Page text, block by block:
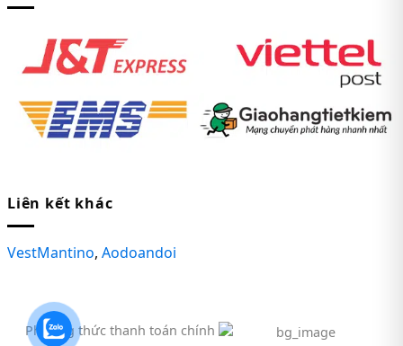
Liên kết khác
VestMantino, Aodoandoi
Phương thức thanh toán chính